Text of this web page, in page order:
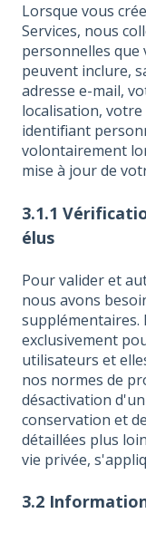
Lorsque vous
Services, nous
personnelles que
peuvent inclure,
adresse e-mail,
localisation,
identifiant
volontairement
mise à jour de
3.1.1
élus
Pour valider et
nous avons
supplémentaires.
exclusivement
utilisateurs et
nos normes de
désactivation
conservation et
détaillées plus
vie privée,
3.2